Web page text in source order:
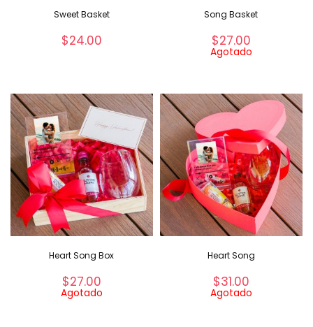
Sweet Basket
$24.00
Song Basket
$27.00
Agotado
Heart Song Box
$27.00
Agotado
Heart Song
$31.00
Agotado